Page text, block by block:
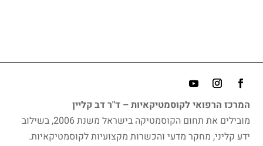
המרכז הרפואי לקוסמטיקאיות – ד"ר דב קליין
מובילים את תחום הקוסמטיקה בישראל משנת 2006, בשילוב
ידע קליני, מחקר מדעי והכשרות מקצועיות לקוסמטיקאיות.